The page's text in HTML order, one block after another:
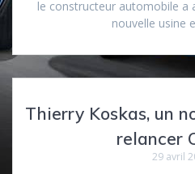
le constructeur automobile a
nouvelle usine
Thierry Koskas, un
relancer
29 avril